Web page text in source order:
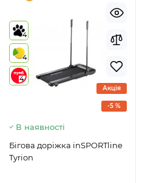
4
4
4
-5 %
Акція
В наявності
Бігова доріжка inSPORTline
Tyrion